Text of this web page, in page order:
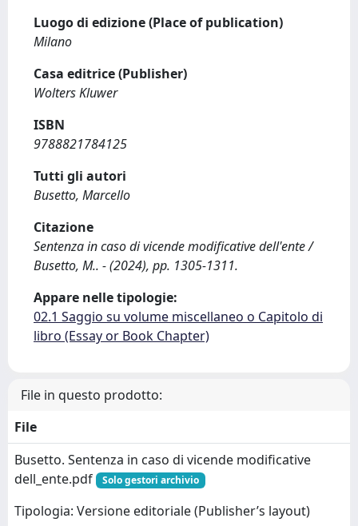
Luogo di edizione (Place of publication)
Milano
Casa editrice (Publisher)
Wolters Kluwer
ISBN
9788821784125
Tutti gli autori
Busetto, Marcello
Citazione
Sentenza in caso di vicende modificative dell'ente /
Busetto, M.. - (2024), pp. 1305-1311.
Appare nelle tipologie:
02.1 Saggio su volume miscellaneo o Capitolo di
libro (Essay or Book Chapter)
File in questo prodotto:
File
Busetto. Sentenza in caso di vicende modificative
dell_ente.pdf
Solo gestori archivio
Tipologia: Versione editoriale (Publisher’s layout)